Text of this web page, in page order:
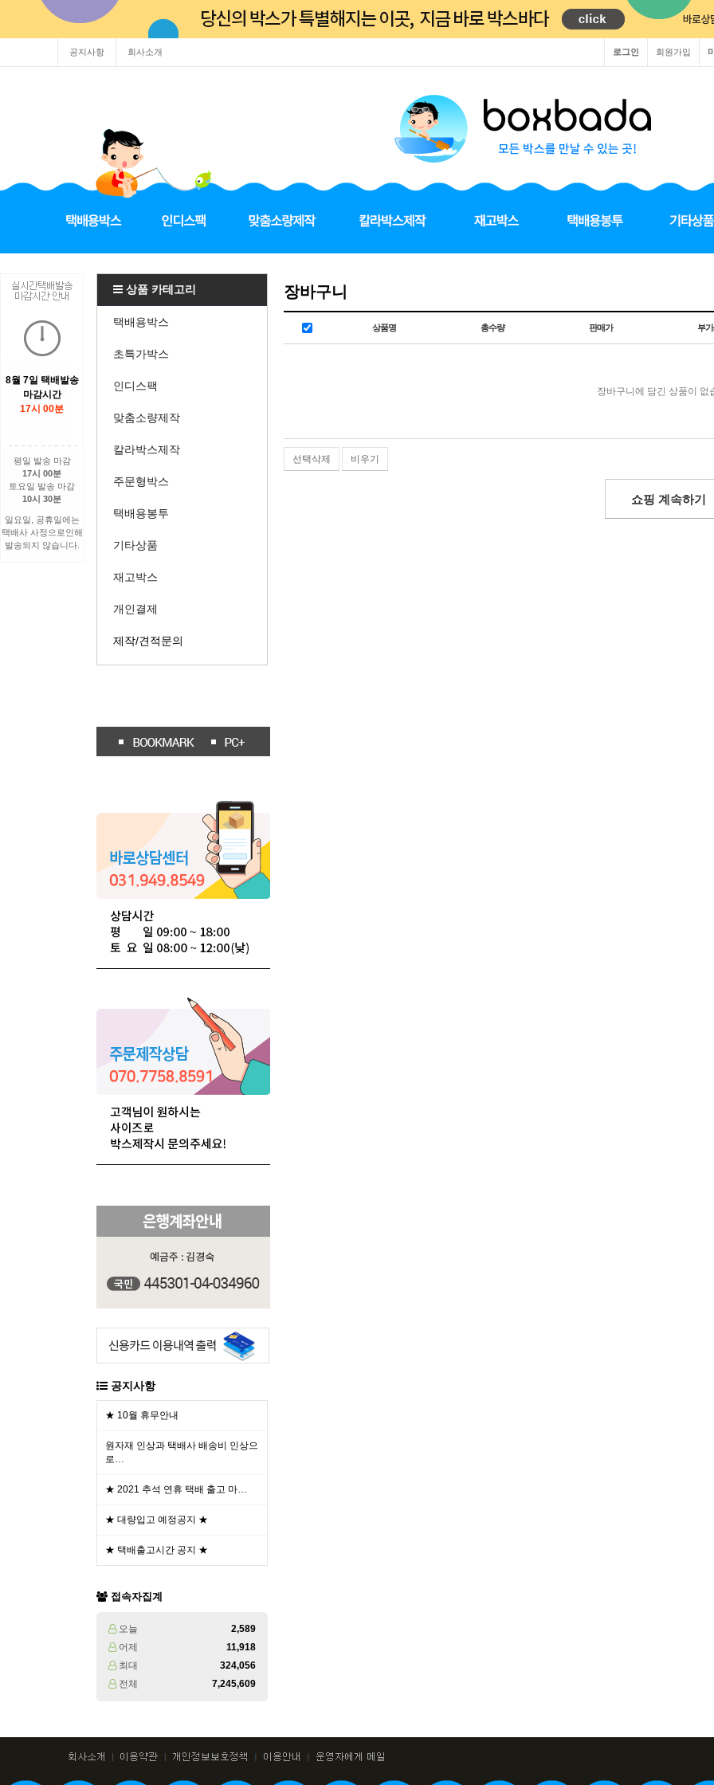
공지사항 회사소개 회원가입
로그인
8월 7일 택배발송
마감시간
17시 00분
평일 발송 마감
17시 00분
토요일 발송 마감
10시 30분
일요일, 공휴일에는
택배사 사정으로인해
발송되지 않습니다.
상품 카테고리
택배용박스
초특가박스
인디스팩
맞춤소량제작
칼라박스제작
주문형박스
택배용봉투
기타상품
재고박스
개인결제
제작/견적문의
공지사항
★ 10월 휴무안내
원자재 인상과 택배사 배송비 인상으
로…
★ 2021 추석 연휴 택배 출고 마…
★ 대량입고 예정공지 ★
★ 택배출고시간 공지 ★
접속자집계
오늘
2,589
어제
11,918
최대
324,056
전체
7,245,609
장바구니
상품명 총수량 판매가 부
장바구니에 담긴 상품이 없
선택삭제 비우기
쇼핑 계속하기